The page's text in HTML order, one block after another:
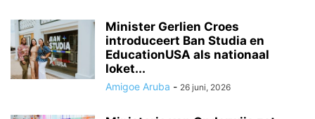
Minister Gerlien Croes
introduceert Ban Studia en
EducationUSA als nationaal
loket...
Amigoe Aruba - 26 juni, 2026